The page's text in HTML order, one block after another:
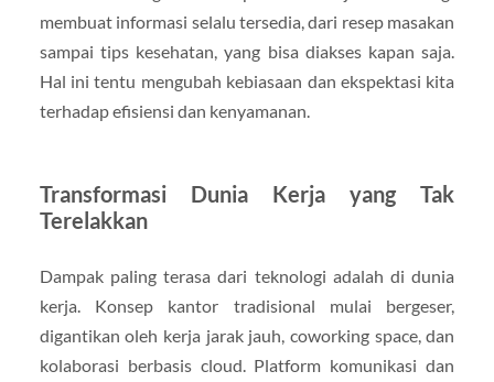
membuat informasi selalu tersedia, dari resep masakan
sampai tips kesehatan, yang bisa diakses kapan saja.
Hal ini tentu mengubah kebiasaan dan ekspektasi kita
terhadap efisiensi dan kenyamanan.
Transformasi Dunia Kerja yang Tak
Terelakkan
Dampak paling terasa dari teknologi adalah di dunia
kerja. Konsep kantor tradisional mulai bergeser,
digantikan oleh kerja jarak jauh, coworking space, dan
kolaborasi berbasis cloud. Platform komunikasi dan